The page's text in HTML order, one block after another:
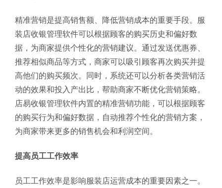
精准营销是提高销售额、降低营销成本的重要手段。服
装店收银管理软件可以根据顾客的购买历史和偏好数
据，为商家提供个性化的营销建议。通过发送优惠券、
推荐相似商品等方式，商家可以吸引顾客再次购买并提
高他们的购买频次。同时，系统还可以分析各类营销活
动的效果和投入产出比，帮助商家不断优化营销策略。
店易收银管理软件内置的精准营销功能，可以根据顾客
的购买行为和偏好数据，自动推荐个性化的营销方案，
为商家带来更多的销售机会和利润空间。
提高员工工作效率
员工工作效率是影响服装店运营成本的重要因素之一。